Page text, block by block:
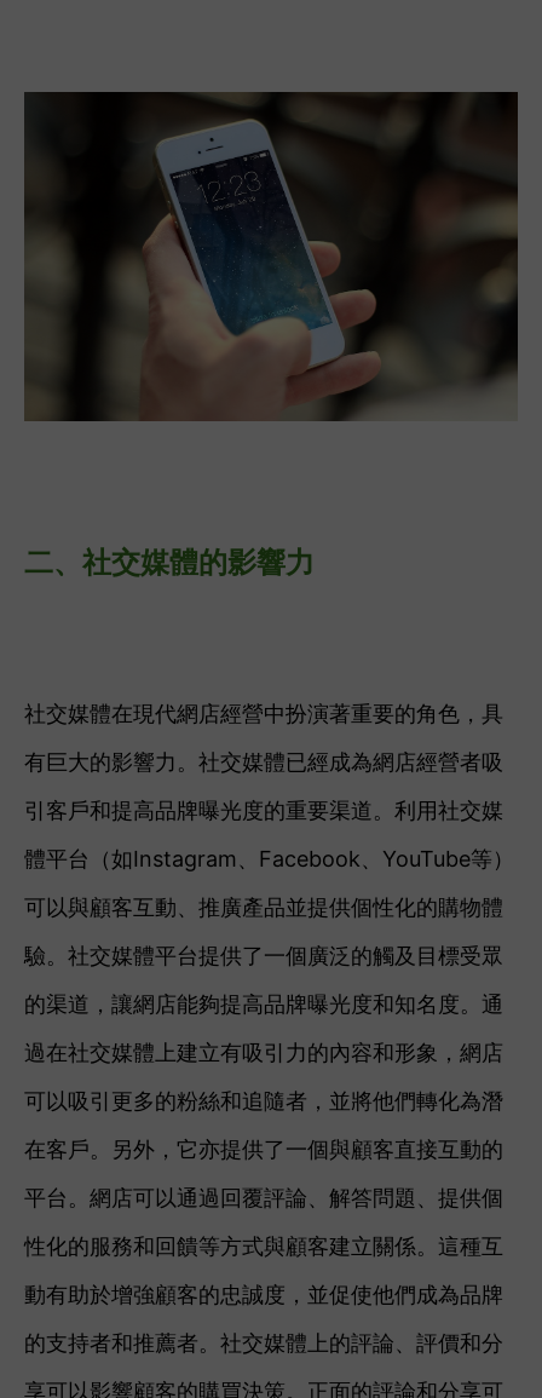
二、 社交媒體的影響力
社交媒體在現代網店經營中扮演著重要的角色，具
有巨大的影響力。社交媒體已經成為網店經營者吸
引客戶和提高品牌曝光度的重要渠道。利用社交媒
體平台（如Instagram、Facebook、YouTube等）
可以與顧客互動、推廣產品並提供個性化的購物體
驗。社交媒體平台提供了一個廣泛的觸及目標受眾
的渠道，讓網店能夠提高品牌曝光度和知名度。通
過在社交媒體上建立有吸引力的內容和形象，網店
可以吸引更多的粉絲和追隨者，並將他們轉化為潛
在客戶。另外，它亦提供了一個與顧客直接互動的
平台。網店可以通過回覆評論、解答問題、提供個
性化的服務和回饋等方式與顧客建立關係。這種互
動有助於增強顧客的忠誠度，並促使他們成為品牌
的支持者和推薦者。社交媒體上的評論、評價和分
享可以影響顧客的購買決策。正面的評論和分享可